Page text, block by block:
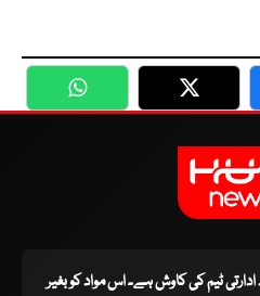
WhatsApp Twitter
ادارتی ٹیم کی کاوش ہے۔ اس مواد کو بغیر